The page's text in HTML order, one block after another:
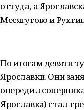
оттуда, а
Месягутово и
По итогам девяти
Ярославки. Они
опередил
Ярославка) стал